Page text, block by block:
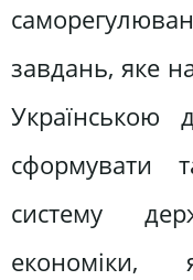
завдань, яке
Українською
сформувати
систему